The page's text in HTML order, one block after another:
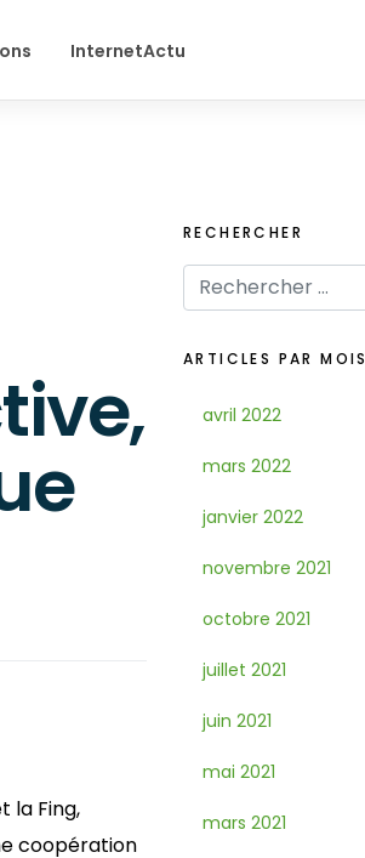
InternetActu
la Fing,
coopération
RECHERCHER
ARTICLES PAR MOIS
avril 2022
mars 2022
janvier 2022
novembre 2021
octobre 2021
juillet 2021
juin 2021
mai 2021
mars 2021